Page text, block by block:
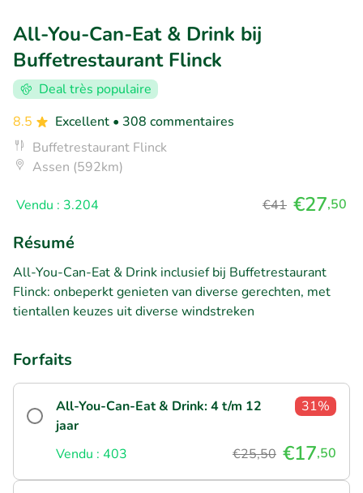
All-You-Can-Eat & Drink bij
Buffetrestaurant Flinck
Deal très populaire
8.5
Excellent • 308 commentaires
Buffetrestaurant Flinck
Assen (592km)
Vendu : 3.204 €41 €27,50
Résumé
All-You-Can-Eat & Drink inclusief bij Buffetrestaurant
Flinck: onbeperkt genieten van diverse gerechten, met
tientallen keuzes uit diverse windstreken
Forfaits
All-You-Can-Eat & Drink: 4 t/m 12
jaar
31%
Vendu : 403 €25,50 €17,50